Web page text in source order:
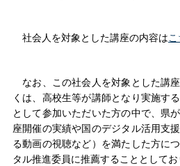
社会人を対象とした講座の内容は
なお、この社会人を対象とした講
くは、高校生等が講師となり実施す
として参加いただいた方の中で、県
座開催の実績や国のデジタル活用支
る動画の視聴など）を満たした方に
タル推進委員に推薦することとしてお